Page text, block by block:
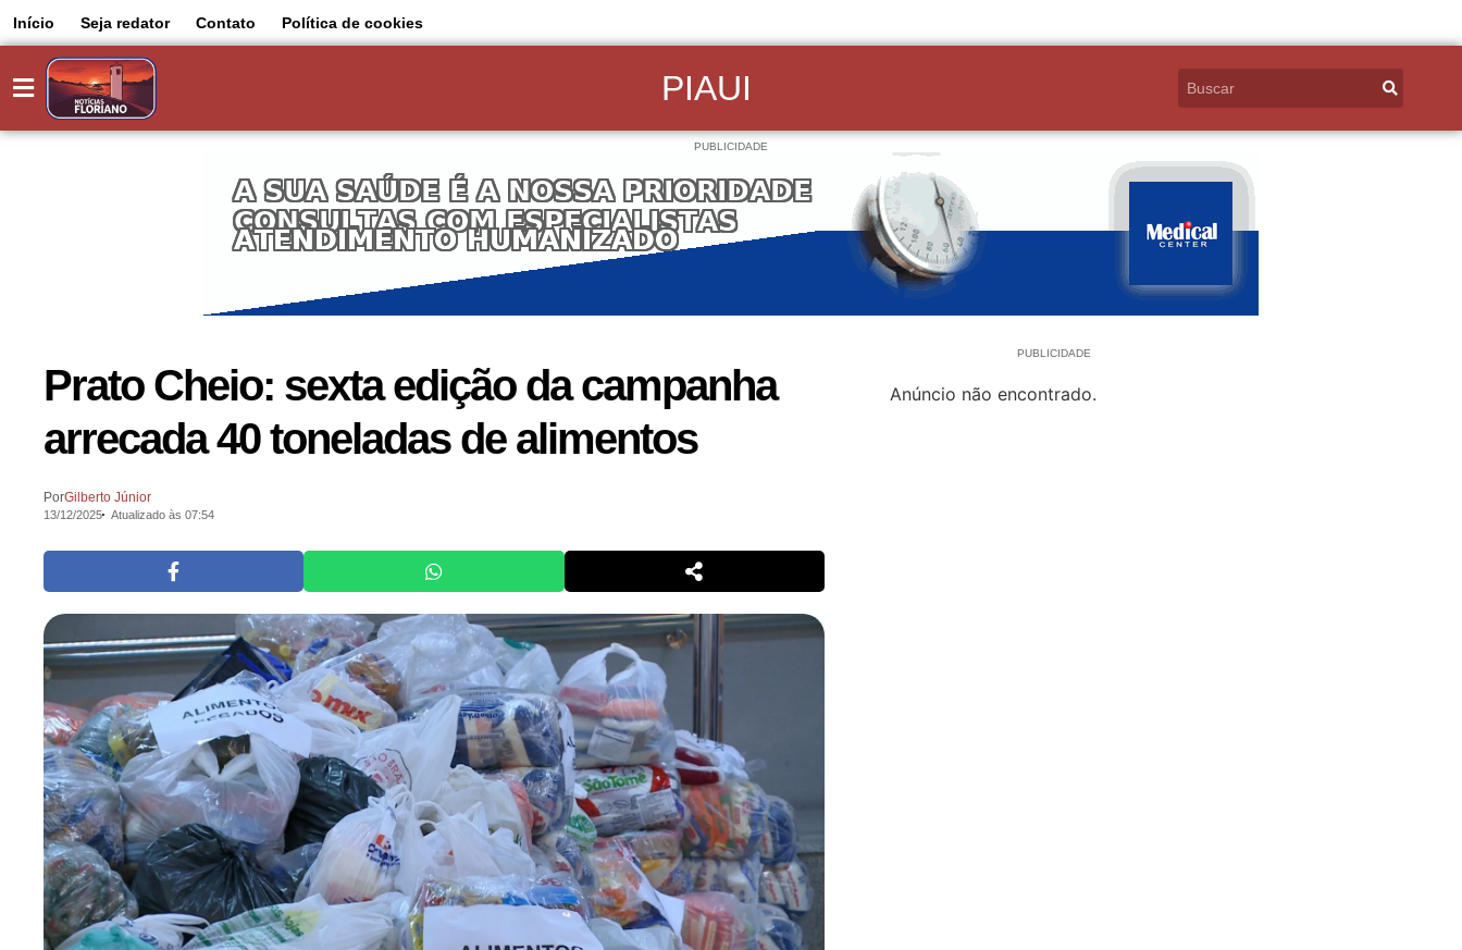
Início Seja redator Contato Política de cookies
PIAUI
PUBLICIDADE
Prato Cheio: sexta edição da campanha
arrecada 40 toneladas de alimentos
PorGilberto Júnior
13/12/2025 Atualizado às 07:54
PUBLICIDADE
Anúncio não encontrado.